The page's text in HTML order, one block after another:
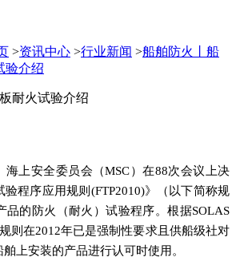
>资讯中心 >行业新闻 >船舶防火丨船
验介绍
耐火试验介绍
海上安全委员会（MSC）在88次会议上决
程序应用规则(FTP2010)》（以下简称规
品的防火（耐火）试验程序。根据SOLAS
则在2012年已是强制性要求且供船级社对
上安装的产品进行认可时使用。